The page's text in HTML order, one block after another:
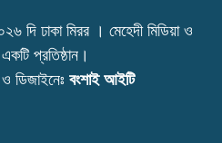
দি ঢাকা মিরর । মেহেদী মিডিয়া ও
একটি প্রতিষ্ঠান।
ডিজাইনেঃ বংশাই আইটি